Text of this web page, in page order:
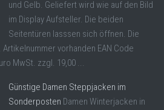
und Gelb. Geliefert wird wie auf den Bild
im Display Aufsteller. Die beiden
Seitentüren lasssen sich öffnen. Die
vorhanden EAN Code
MwSt. zzgl. 19,00 ...
Günstige Damen Steppjacken im
Sonderposten Damen Winterjacken in